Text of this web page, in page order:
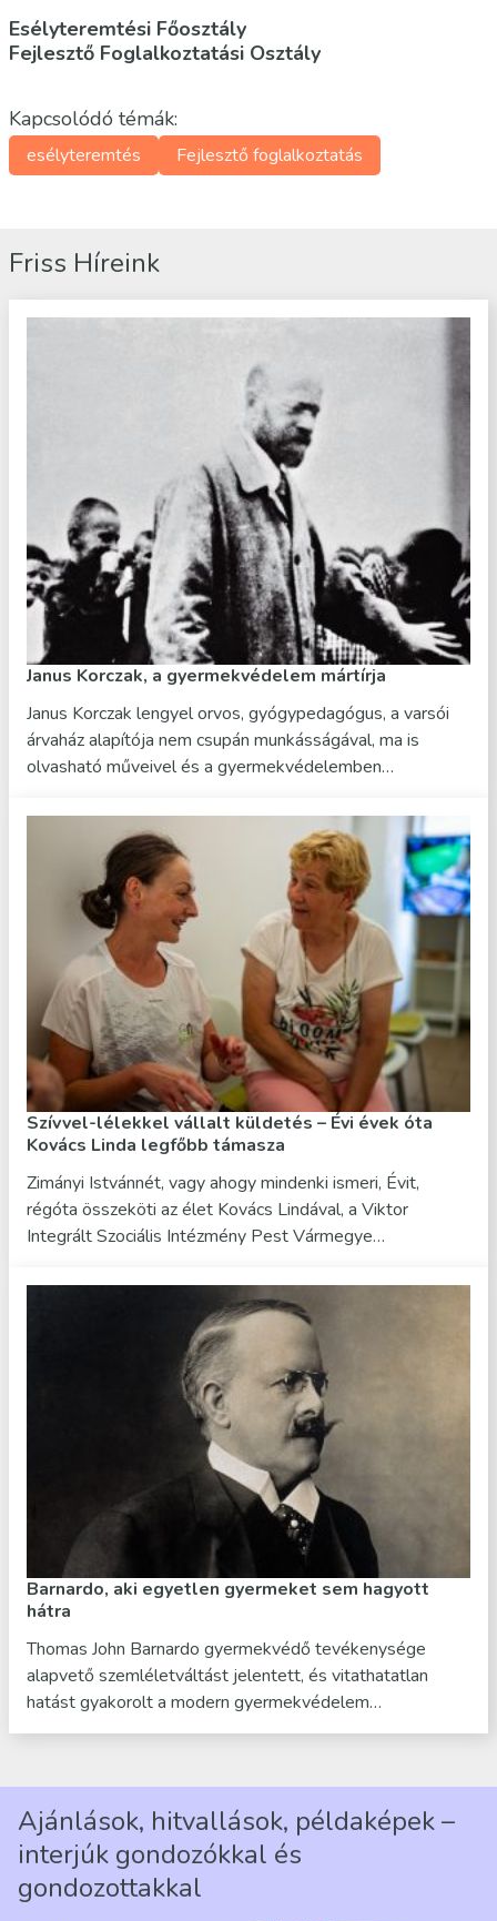
Esélyteremtési Főosztály
Fejlesztő Foglalkoztatási Osztály
Kapcsolódó témák:
esélyteremtés Fejlesztő foglalkoztatás
Friss Híreink
Janus Korczak, a gyermekvédelem mártírja
Janus Korczak lengyel orvos, gyógypedagógus, a varsói
árvaház alapítója nem csupán munkásságával, ma is
olvasható műveivel és a gyermekvédelemben…
Szívvel-lélekkel vállalt küldetés – Évi évek óta
Kovács Linda legfőbb támasza
Zimányi Istvánnét, vagy ahogy mindenki ismeri, Évit,
régóta összeköti az élet Kovács Lindával, a Viktor
Integrált Szociális Intézmény Pest Vármegye…
Barnardo, aki egyetlen gyermeket sem hagyott
hátra
Thomas John Barnardo gyermekvédő tevékenysége
alapvető szemléletváltást jelentett, és vitathatatlan
hatást gyakorolt a modern gyermekvédelem…
Ajánlások, hitvallások, példaképek –
interjúk gondozókkal és
gondozottakkal